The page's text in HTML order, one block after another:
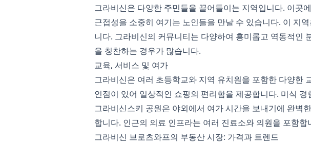
그라비신은 다양한 주민들을 끌어들이는 지역입니다. 이곳
근접성을 소중히 여기는 노인들을 만날 수 있습니다. 이 지
니다. 그라비신의 커뮤니티는 다양하여 흥미롭고 역동적인
을 칭찬하는 경우가 많습니다.
교육, 서비스 및 여가
그라비신은 여러 초등학교와 지역 유치원을 포함한 다양한
인점이 있어 일상적인 쇼핑의 편리함을 제공합니다. 미식
그라비신스키 공원은 야외에서 여가 시간을 보내기에 완벽
합니다. 인근의 의료 인프라는 여러 진료소와 의원을 포함합
그라비신 브로츠와프의 부동산 시장: 가격과 트렌드